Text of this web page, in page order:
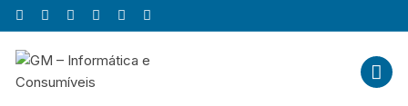
Skip
to
content